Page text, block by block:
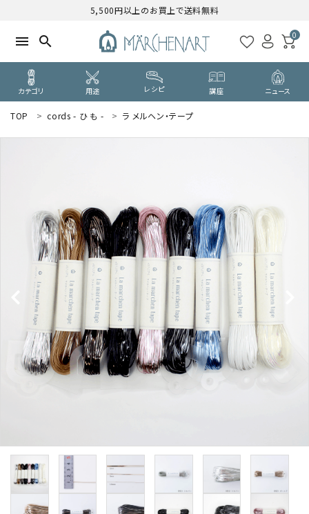
5,500円以上のお買上で送料無料
menu search 0
カテゴリ 用途 レシピ 講座 ニュース
ログイン 新規会員登録
CATEGORY
カテゴリーから探す
PURPOSE
用途から探す
WORKSHOP
講座
SHOP
店舗
CONTACT
お問い合わせ
TOP cords - ひ も - ラ メルヘン・テープ